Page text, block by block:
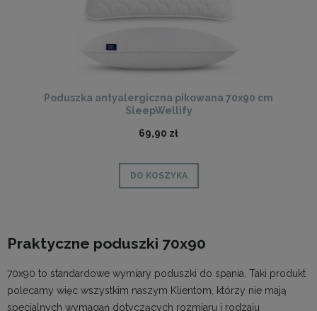
Poduszka antyalergiczna pikowana 70x90 cm
SleepWellify
69,90 zł
DO KOSZYKA
Praktyczne poduszki 70x90
70x90 to standardowe wymiary poduszki do spania. Taki produkt
polecamy więc wszystkim naszym Klientom, którzy nie mają
specjalnych wymagań dotyczących rozmiaru i rodzaju